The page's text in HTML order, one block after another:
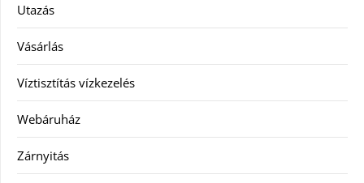
Utazás
Vásárlás
Víztisztítás vízkezelés
Webáruház
Zárnyitás